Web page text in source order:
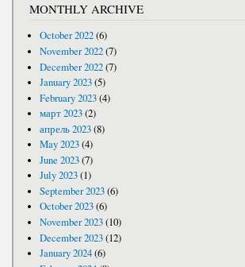
MONTHLY ARCHIVE
October 2022(6)
November 2022(7)
December 2022(7)
January 2023(5)
February 2023(4)
март 2023(2)
апрель 2023(8)
May 2023(4)
June 2023(7)
July 2023(1)
September 2023(6)
October 2023(6)
November 2023(10)
December 2023(12)
January 2024(6)